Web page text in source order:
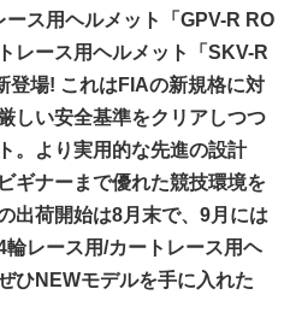
ス用ヘルメット「GPV-R RO
レース用ヘルメット「SKV-R
登場! これはFIAの新規格に対
しい安全基準をクリアしつつ
。より実用的な先進の設計
ギナーまで優れた競技環境を
出荷開始は8月末で、9月には
レース用/カートレース用ヘ
ひNEWモデルを手に入れた